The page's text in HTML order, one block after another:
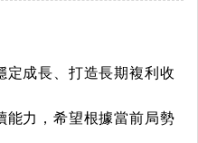
定成長、打造長期複利收
能力，希望根據當前局勢